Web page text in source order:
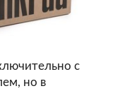
с
но в